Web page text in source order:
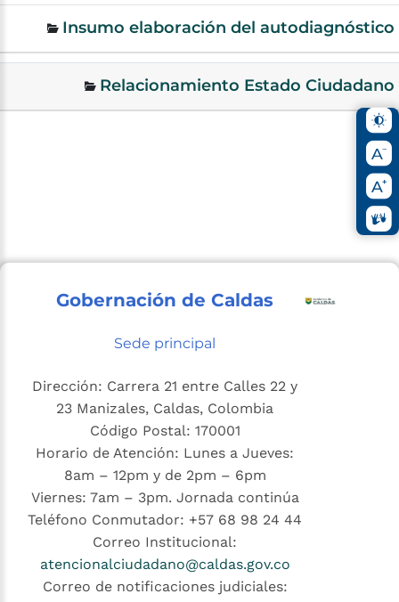
Insumo elaboración del autodiagnóstico
Relacionamiento Estado Ciudadano
Gobernación de Caldas
Sede principal
Dirección: Carrera 21 entre Calles 22 y
23 Manizales, Caldas, Colombia
Código Postal: 170001
Horario de Atención: Lunes a Jueves:
8am – 12pm y de 2pm – 6pm
Viernes: 7am – 3pm. Jornada continúa
Teléfono Conmutador: +57 68 98 24 44
Correo Institucional:
atencionalciudadano@caldas.gov.co
Correo de notificaciones judiciales: